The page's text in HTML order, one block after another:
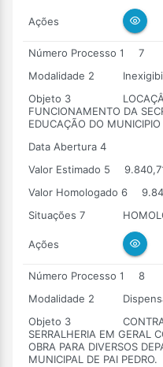
Ações
Número Processo 1
7
Modalidade 2
Objeto 3
FUNCIONAMENTO DA
EDUCAÇÃO DO
Data Abertura 4
Valor Estimado 5
Valor Homologado 6
Situações 7
Ações
Número Processo 1
8
Modalidade 2
Objeto 3
SERRALHERIA EM GERAL
OBRA PARA DIVERSOS
MUNICIPAL DE PAI PEDRO.